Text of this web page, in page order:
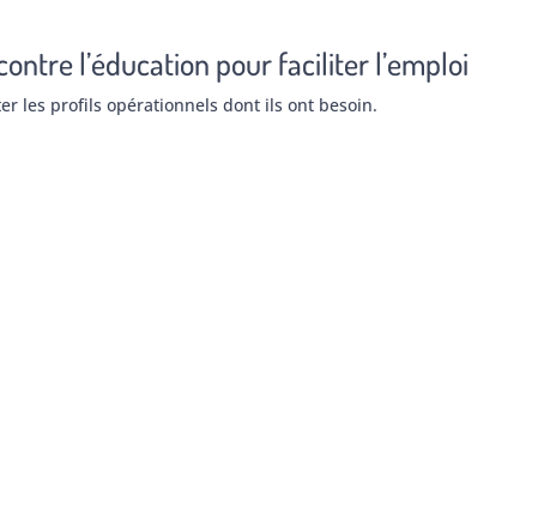
l’éducation pour faciliter l’emploi
les profils opérationnels dont ils ont besoin.